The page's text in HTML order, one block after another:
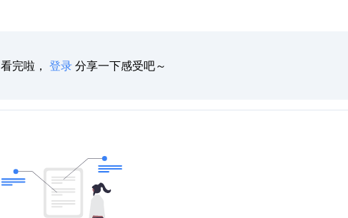
看完啦， 登录分享一下感受吧～